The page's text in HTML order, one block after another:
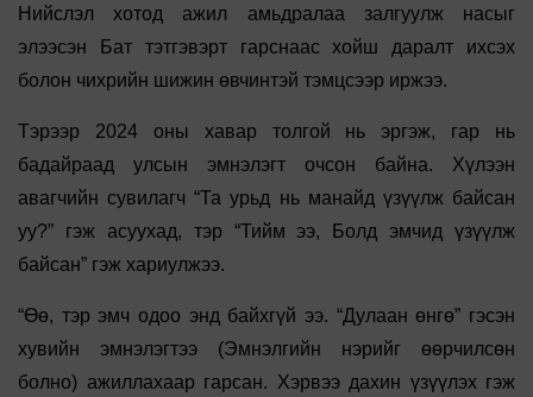
Нийслэл хотод ажил амьдралаа залгуулж насыг
элээсэн Бат тэтгэвэрт гарснаас хойш даралт ихсэх
болон чихрийн шижин өвчинтэй тэмцсээр иржээ.
Тэрээр 2024 оны хавар толгой нь эргэж, гар нь
бадайраад улсын эмнэлэгт очсон байна. Хүлээн
авагчийн сувилагч “Та урьд нь манайд үзүүлж байсан
уу?” гэж асуухад, тэр “Тийм ээ, Болд эмчид үзүүлж
байсан” гэж хариулжээ.
“Өө, тэр эмч одоо энд байхгүй ээ. “Дулаан өнгө” гэсэн
хувийн эмнэлэгтээ (Эмнэлгийн нэрийг өөрчилсөн
болно) ажиллахаар гарсан. Хэрвээ дахин үзүүлэх гэж